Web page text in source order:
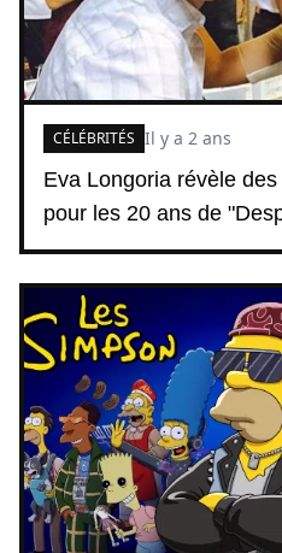
Eva Longoria révèle
pour les 20 ans de
CÉLÉBRITÉS Il y a 2 ans